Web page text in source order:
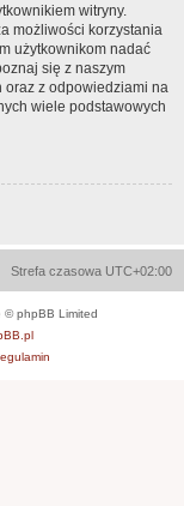
witryny.
możliwości korzystania
użytkownikom nadać
się z naszym
z odpowiedziami na
wiele podstawowych
Strefa czasowa UTC+02:00
© phpBB Limited